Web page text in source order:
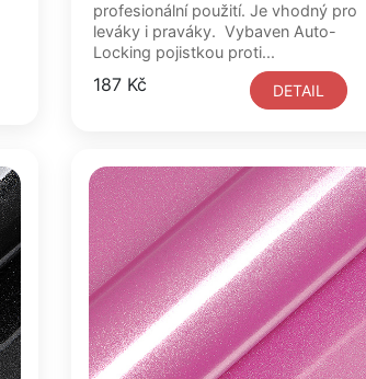
profesionální použití. Je vhodný pro
leváky i praváky. Vybaven Auto-
Locking pojistkou proti...
187 Kč DETAIL